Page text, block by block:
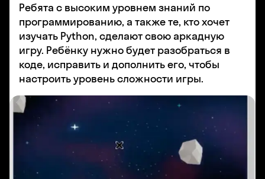
Ребята с высоким уровнем знаний по
программированию, а также те, кто хочет
изучать Python, сделают свою аркадную
игру. Ребёнку нужно будет разобраться в
коде, исправить и дополнить его, чтобы
настроить уровень сложности игры.